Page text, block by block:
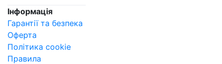
Інформація
Гарантії та безпека
Оферта
Політика cookie
Правила